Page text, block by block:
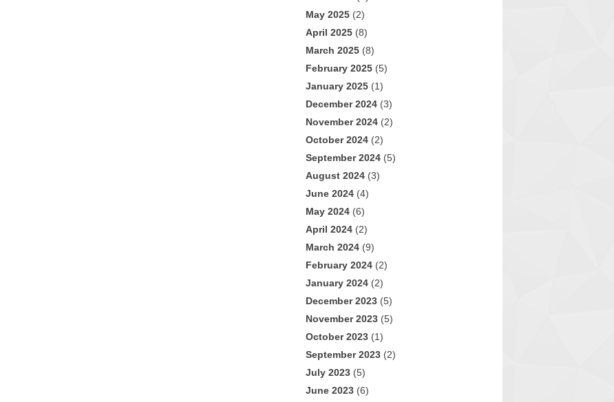
May 2025 (2)
April 2025 (8)
March 2025 (8)
February 2025 (5)
January 2025 (1)
December 2024 (3)
November 2024 (2)
October 2024 (2)
September 2024 (5)
August 2024 (3)
June 2024 (4)
May 2024 (6)
April 2024 (2)
March 2024 (9)
February 2024 (2)
January 2024 (2)
December 2023 (5)
November 2023 (5)
October 2023 (1)
September 2023 (2)
July 2023 (5)
June 2023 (6)